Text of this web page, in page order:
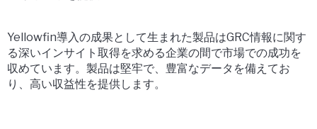
Yellowfin導入の成果として生まれた製品はGRC情報に関す
る深いインサイト取得を求める企業の間で市場での成功を
収めています。製品は堅牢で、豊富なデータを備えてお
り、高い収益性を提供します。